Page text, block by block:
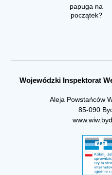
papuga na
początek?
Wojewódzki Inspektorat
Aleja Powstańców
85-090